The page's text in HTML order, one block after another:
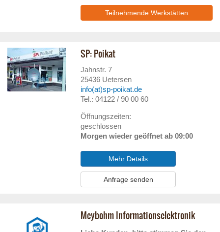
Teilnehmende Werkstätten
SP: Poikat
Jahnstr. 7
25436 Uetersen
info(at)sp-poikat.de
Tel.: 04122 / 90 00 60
Öffnungszeiten:
geschlossen
Morgen wieder geöffnet ab 09:00
Mehr Details
Anfrage senden
Meybohm Informationselektronik